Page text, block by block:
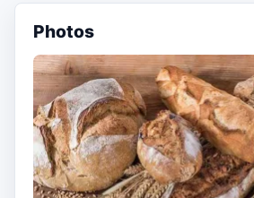
Photos